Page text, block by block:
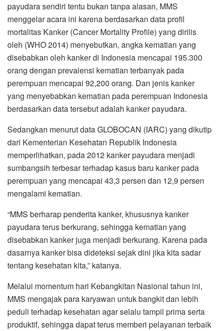
payudara sendiri tentu bukan tanpa alasan, MMS
menggelar acara ini karena berdasarkan data profil
mortalitas Kanker (Cancer Mortality Profile) yang dirilis
oleh (WHO 2014) menyebutkan, angka kematian yang
disebabkan oleh kanker di Indonesia mencapai 195.300
orang dengan prevalensi kematian terbanyak pada
perempuan mencapai 92,200 orang. Dan jenis kanker
yang menyebabkan kematian pada perempuan Indonesia
berdasarkan data tersebut adalah kanker payudara.
Sedangkan menurut data GLOBOCAN (IARC) yang dikutip
dari Kementerian Kesehatan Republik Indonesia
memperlihatkan, pada 2012 kanker payudara menjadi
sumbangsih terbesar terhadap kasus baru kanker pada
perempuan yang mencapai 43,3 persen dan 12,9 persen
mengalami kematian.
“MMS berharap penderita kanker, khususnya kanker
payudara terus berkurang, sehingga kematian yang
disebabkan kanker juga menjadi berkurang. Karena pada
dasarnya kanker bisa dideteksi sejak dini jika kita sadar
tentang kesehatan kita,” katanya.
Melalui momentum hari Kebangkitan Nasional tahun ini,
MMS mengajak para karyawan untuk bangkit dan lebih
peduli terhadap kesehatan agar selalu tampil prima serta
produktif, sehingga dapat terus memberi pelayanan terbaik